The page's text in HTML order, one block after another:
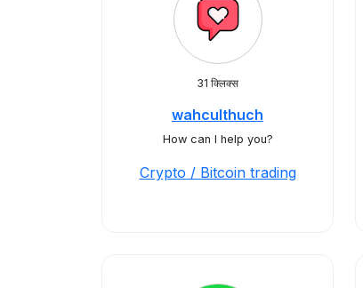
31 क्लिक्स
wahculthuch
How can I help you?
Crypto / Bitcoin trading